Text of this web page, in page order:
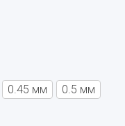
0.45 мм 0.5 мм